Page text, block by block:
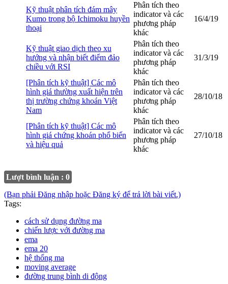
Kỹ thuật phân tích đám mây
Kumo trong bộ Ichimoku huyền
thoại
Phân tích theo
indicator và các
phương pháp
khác
16/4/19
Kỹ thuật giao dịch theo xu
hướng và nhận biết điểm đảo
chiều với RSI
Phân tích theo
indicator và các
phương pháp
khác
31/3/19
[Phân tích kỹ thuật] Các mô
hình giá thường xuất hiện trên
thị trường chứng khoán Việt
Nam
Phân tích theo
indicator và các
phương pháp
khác
28/10/18
[Phân tích kỹ thuật] Các mô
hình giá chứng khoán phổ biến
và hiệu quả
Phân tích theo
indicator và các
phương pháp
khác
27/10/18
Lượt bình luận : 0
(Bạn phải Đăng nhập hoặc Đăng ký để trả lời bài viết.)
Tags:
cách sử dụng đường ma
chiến lược với đường ma
ema
ema 20
hệ thống ma
moving average
đường trung bình di động